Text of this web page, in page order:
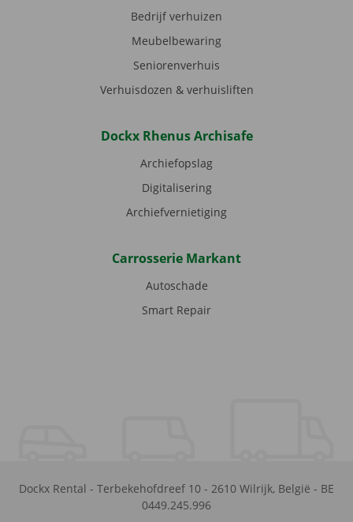
Bedrijf verhuizen
Meubelbewaring
Seniorenverhuis
Verhuisdozen & verhuisliften
Dockx Rhenus Archisafe
Archiefopslag
Digitalisering
Archiefvernietiging
Carrosserie Markant
Autoschade
Smart Repair
Dockx Rental - Terbekehofdreef 10 - 2610 Wilrijk, België - BE
0449.245.996